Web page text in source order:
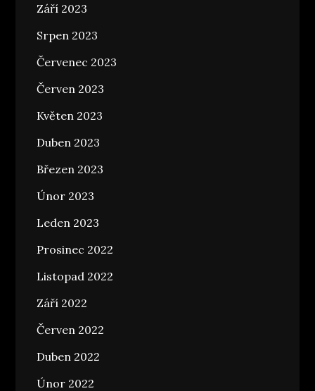
Září 2023
Srpen 2023
Červenec 2023
Červen 2023
Květen 2023
Duben 2023
Březen 2023
Únor 2023
Leden 2023
Prosinec 2022
Listopad 2022
Září 2022
Červen 2022
Duben 2022
Únor 2022